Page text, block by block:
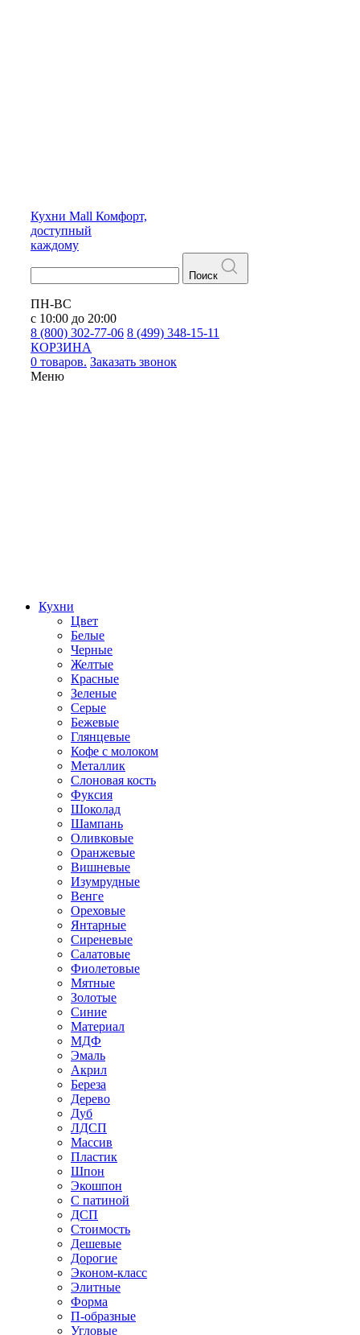
Кухни Mall Комфорт,
доступный
каждому
Поиск
ПН-ВС
с 10:00 до 20:00
8 (800) 302-77-06 8 (499) 348-15-11
КОРЗИНА
0 товаров. Заказать звонок
Меню
Кухни
Цвет
Белые
Черные
Желтые
Красные
Зеленые
Серые
Бежевые
Глянцевые
Кофе с молоком
Металлик
Слоновая кость
Фуксия
Шоколад
Шампань
Оливковые
Оранжевые
Вишневые
Изумрудные
Венге
Ореховые
Янтарные
Сиреневые
Салатовые
Фиолетовые
Мятные
Золотые
Синие
Материал
МДФ
Эмаль
Акрил
Береза
Дерево
Дуб
ЛДСП
Массив
Пластик
Шпон
Экошпон
С патиной
ДСП
Стоимость
Дешевые
Дорогие
Эконом-класс
Элитные
Форма
П-образные
Угловые